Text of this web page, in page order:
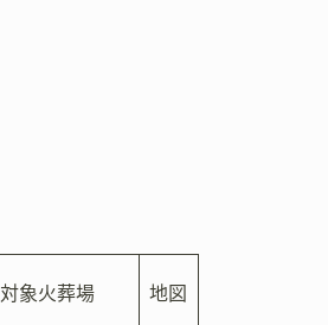
対象火葬場 地図